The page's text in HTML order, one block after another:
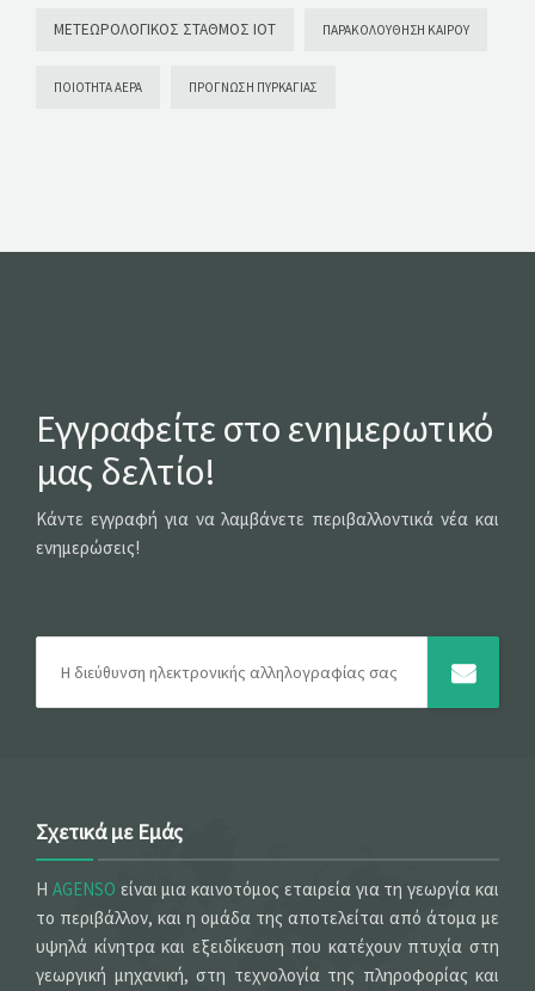
ΜΕΤΕΩΡΟΛΟΓΙΚΌΣ ΣΤΑΘΜΌΣ ΙΟΤ ΠΑΡΑΚΟΛΟΎΘΗΣΗ ΚΑΙΡΟΎ
ΠΟΙΌΤΗΤΑ ΑΈΡΑ ΠΡΌΓΝΩΣΗ ΠΥΡΚΑΓΙΆΣ
Εγγραφείτε στο ενημερωτικό
μας δελτίο!
Κάντε εγγραφή για να λαμβάνετε περιβαλλοντικά νέα και
ενημερώσεις!
Σχετικά με Εμάς
Η AGENSO είναι μια καινοτόμος εταιρεία για τη γεωργία και
το περιβάλλον, και η ομάδα της αποτελείται από άτομα με
υψηλά κίνητρα και εξειδίκευση που κατέχουν πτυχία στη
γεωργική μηχανική, στη τεχνολογία της πληροφορίας και